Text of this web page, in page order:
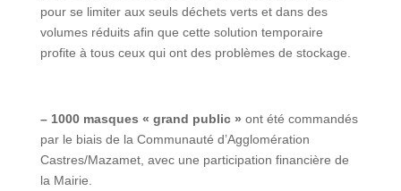
pour se limiter aux seuls déchets verts et dans des
volumes réduits afin que cette solution temporaire
profite à tous ceux qui ont des problèmes de stockage.
– 1000 masques « grand public » ont été commandés
par le biais de la Communauté d’Agglomération
Castres/Mazamet, avec une participation financière de
la Mairie.